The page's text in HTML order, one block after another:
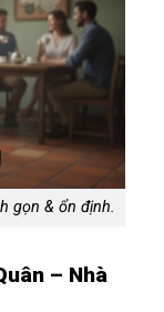
gọn & ổn định.
– Nhà